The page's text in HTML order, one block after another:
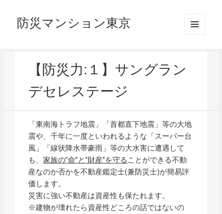
防災マンション東京
【防災力:１】サングラン
デセレステージ
「東南海トラフ地震」「首都直下地震」等の大地
震や、千年に一度といわれるような「スーパー台
風」「線状降水帯豪雨」等の大水害に遭遇して
も、家族の”命”と”財産”を守る ことができる不動
産なのか否かを不動産鑑定士(兼防災士)が簡易評
価します。
災害に強い不動産は資産性も保たれます。
※建物が壊れたら資産性どころの話ではないの